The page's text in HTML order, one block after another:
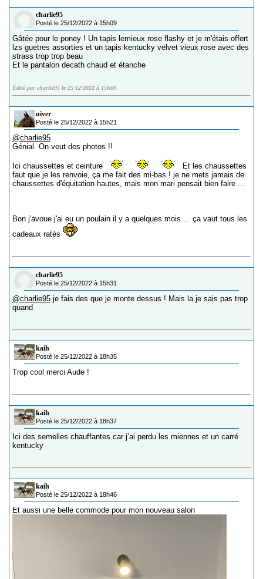
charlie95
Posté le 25/12/2022 à 15h09
Gâtée pour le poney ! Un tapis lemieux rose flashy et je m'étais offert
lzs guetres assorties et un tapis kentucky velvet vieux rose avec des
strass trop trop beau
Et le pantalon decath chaud et étanche
Édité par charlie95 le 25-12-2022 à 15h09
uiver
Posté le 25/12/2022 à 15h21
@charlie95
Génial. On veut des photos !!
Ici chaussettes et ceinture
Et les chaussettes
faut que je les renvoie, ça me fait des mi-bas ! je ne mets jamais de
chaussettes d'équitation hautes, mais mon mari pensait bien faire ...
Bon j'avoue j'ai eu un poulain il y a quelques mois ... ça vaut tous les
cadeaux ratés
charlie95
Posté le 25/12/2022 à 15h31
@charlie95 je fais des que je monte dessus ! Mais la je sais pas trop
quand
kaih
Posté le 25/12/2022 à 18h35
Trop cool merci Aude !
kaih
Posté le 25/12/2022 à 18h37
Ici des semelles chauffantes car j’ai perdu les miennes et un carré
kentucky
kaih
Posté le 25/12/2022 à 18h46
Et aussi une belle commode pour mon nouveau salon